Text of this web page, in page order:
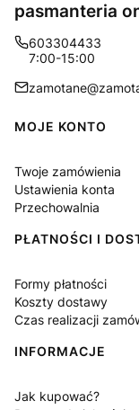
pasmanteria
603304433
7:00-15:00
Linki w stopce
MOJE KONTO
Twoje zamówienia
Ustawienia konta
Przechowalnia
PŁATNOŚCI I
Formy płatności
Koszty dostawy
Czas realizacji
INFORMACJE
Jak kupować?